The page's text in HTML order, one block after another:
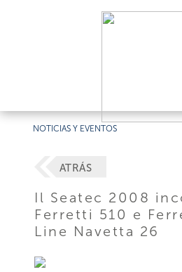
NOTICIAS Y EVENTOS
ATRÁS
Il Seatec 2008
Ferretti 510 e
Line Navetta 26